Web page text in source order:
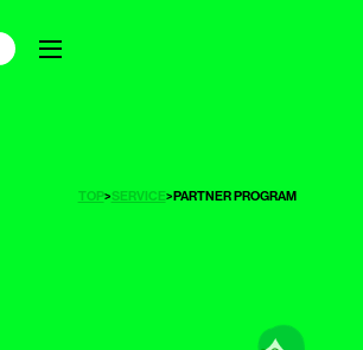
TOP>SERVICE>PARTNER PROGRAM